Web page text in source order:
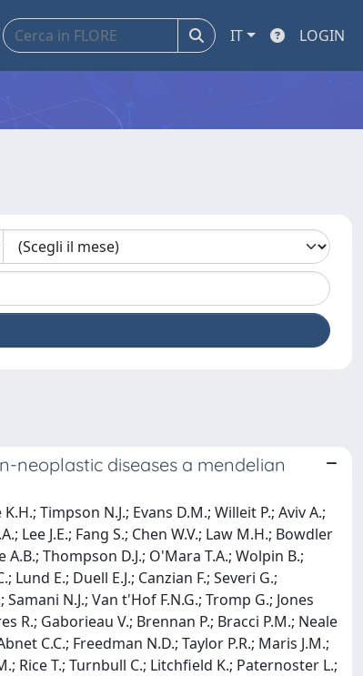
IT LOGIN
neoplastic diseases a mendelian
Timpson N.J.; Evans D.M.; Willeit P.; Aviv A.;
Lee J.E.; Fang S.; Chen W.V.; Law M.H.; Bowdler
Thompson D.J.; O'Mara T.A.; Wolpin B.;
E.; Duell E.J.; Canzian F.; Severi G.;
N.J.; Van t'Hof F.N.G.; Tromp G.; Jones
R.; Gaborieau V.; Brennan P.; Bracci P.M.; Neale
C.C.; Freedman N.D.; Taylor P.R.; Maris J.M.;
Rice T.; Turnbull C.; Litchfield K.; Paternoster L.;